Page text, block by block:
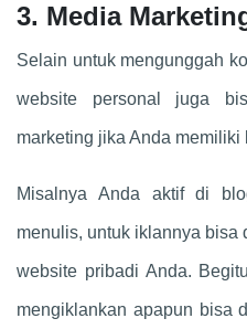
3. Media
Selain untuk mengunggah
website personal juga
marketing jika Anda memiliki
Misalnya Anda aktif di
menulis, untuk iklannya bisa
website pribadi Anda.
mengiklankan apapun bisa